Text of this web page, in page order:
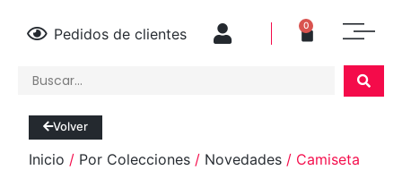
Pedidos de clientes 0
Volver
Inicio / Por Colecciones / Novedades / Camiseta